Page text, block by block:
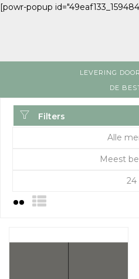
[powr-popup
LEVERING
DE
Filters
Alle
Meest
24